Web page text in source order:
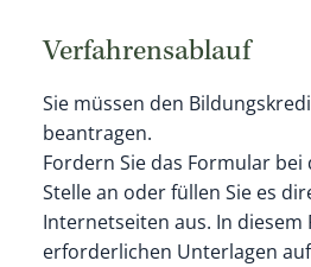
Verfahrensablauf
Sie müssen den
beantragen.
Fordern Sie das Formular
Stelle an oder füllen Sie es
Internetseiten aus. In diesem
erforderlichen Unterlagen